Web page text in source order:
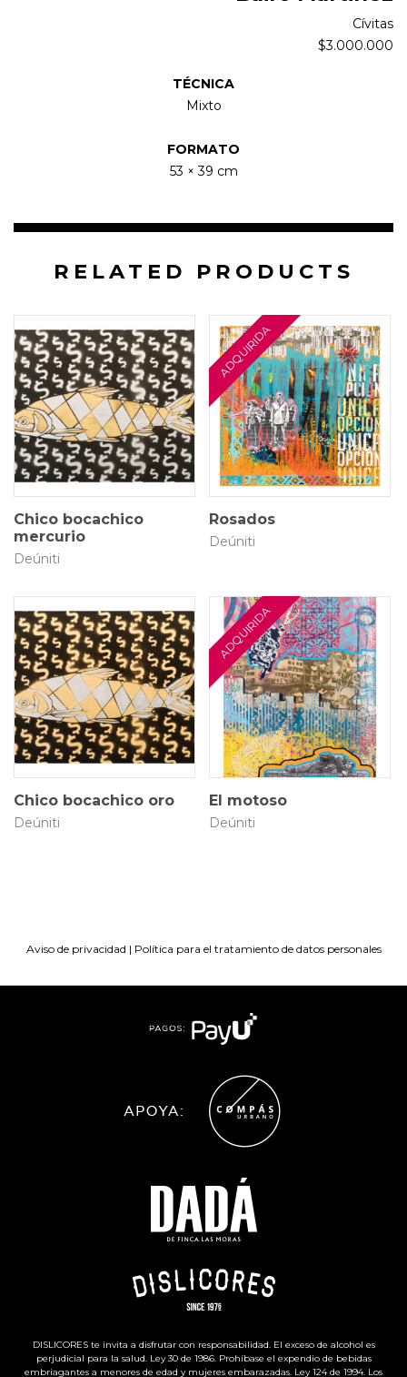
Cívitas
$3.000.000
TÉCNICA
Mixto
FORMATO
53 × 39 cm
RELATED PRODUCTS
50 × 30 cm
$ 280.000
Chico bocachico
mercurio
Deúniti
70 × 70 cm
$900.000
Rosados
Deúniti
50 × 30 cm
$ 280.000
Chico bocachico oro
Deúniti
60 × 90 cm
$900.000
El motoso
Deúniti
Aviso de privacidad | Política para el tratamiento de datos personales
DISLICORES te invita a disfrutar con responsabilidad. El exceso de alcohol es
perjudicial para la salud. Ley 30 de 1986. Prohíbase el expendio de bebidas
embriagantes a menores de edad y mujeres embarazadas. Ley 124 de 1994. Los